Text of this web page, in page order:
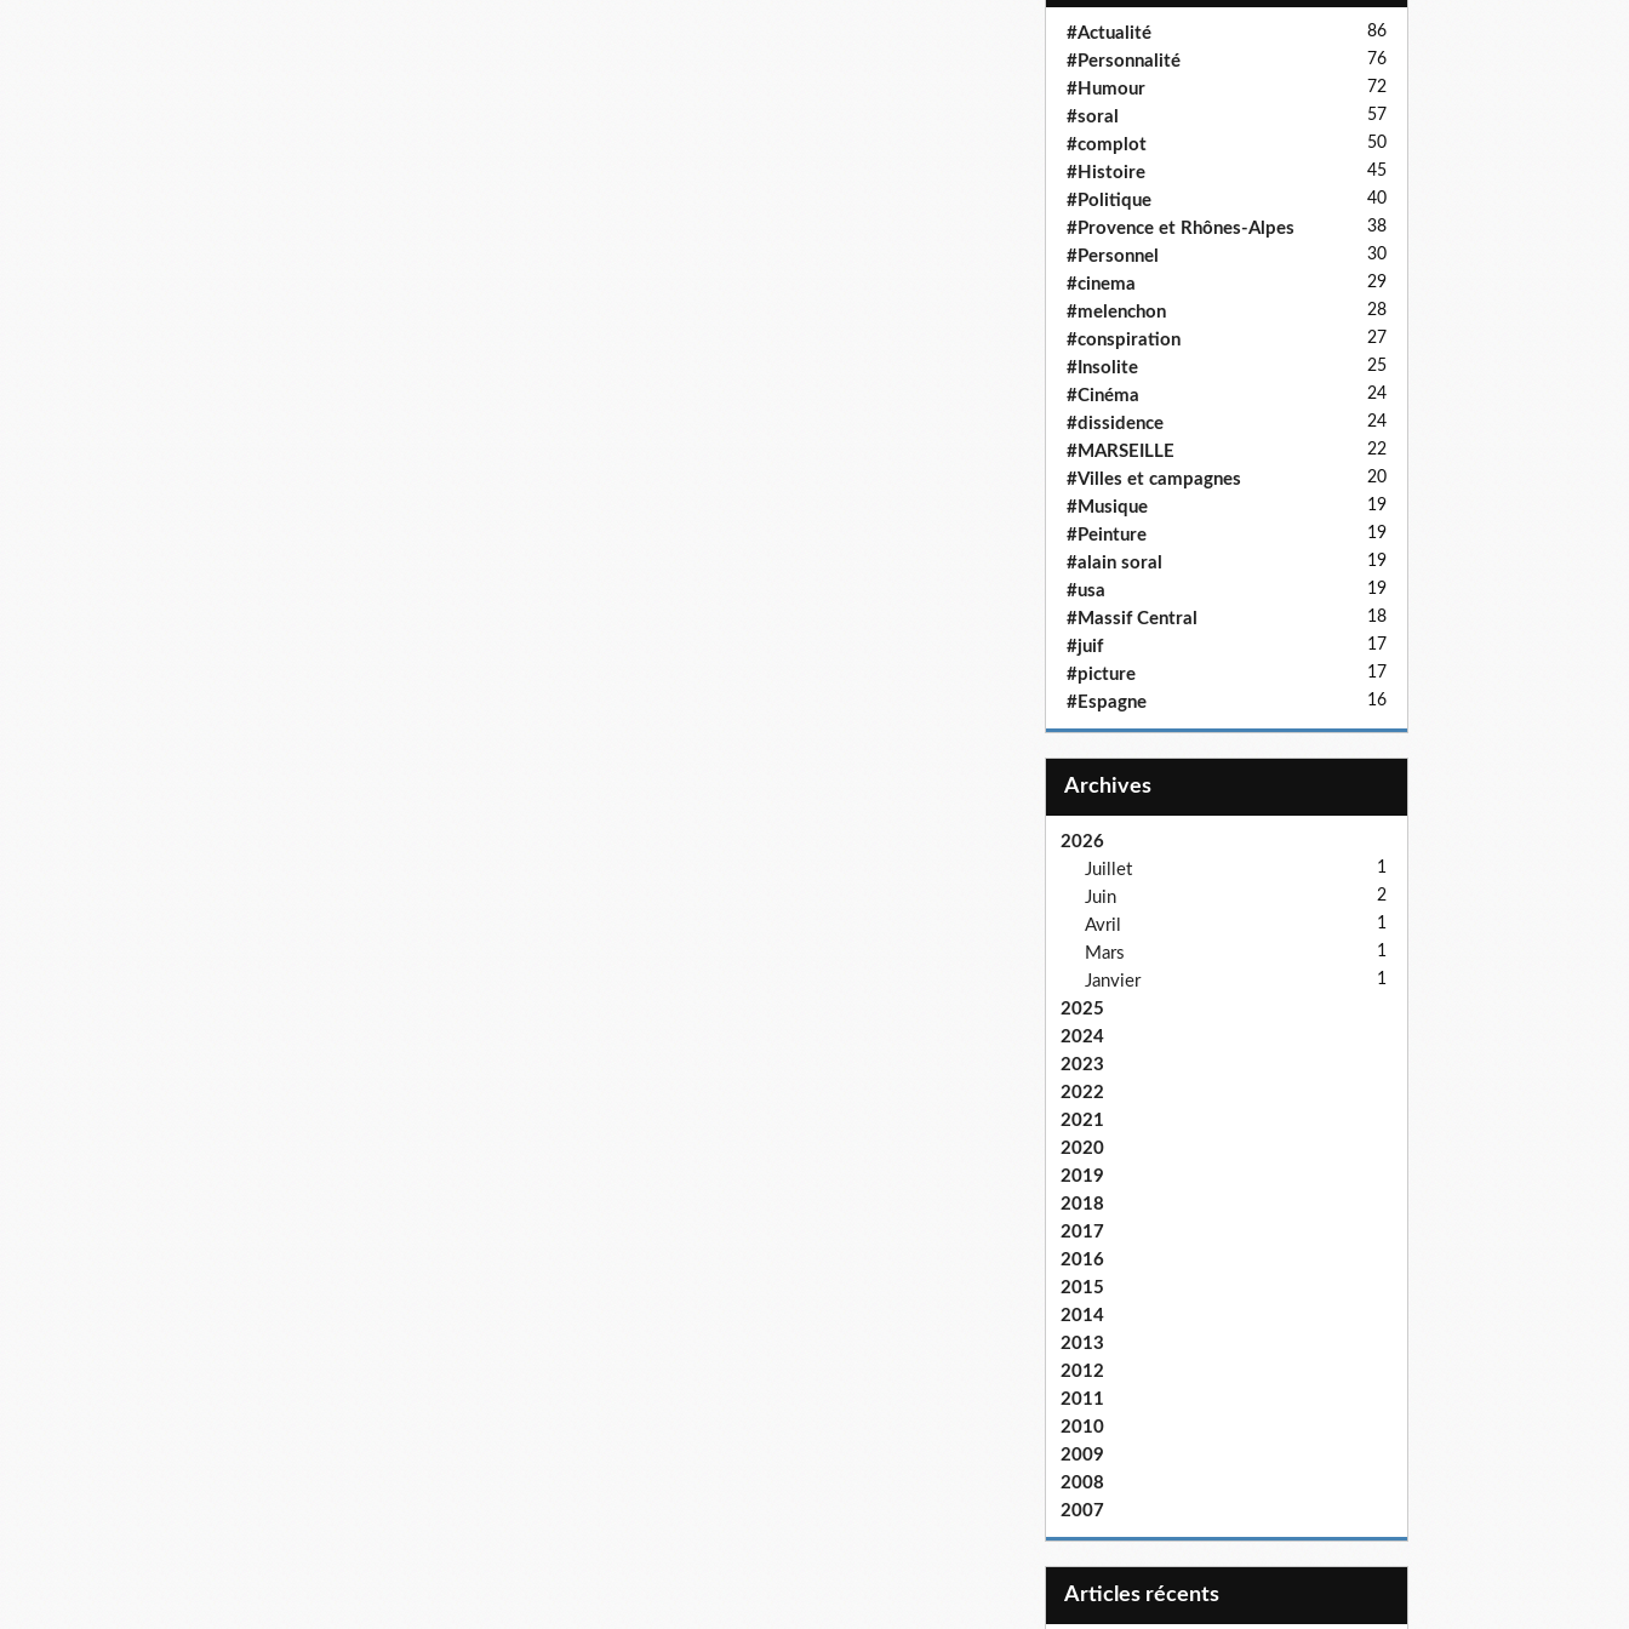
#Actualité 86
#Personnalité 76
#Humour 72
#soral 57
#complot 50
#Histoire 45
#Politique 40
#Provence et Rhônes-Alpes 38
#Personnel 30
#cinema 29
#melenchon 28
#conspiration 27
#Insolite 25
#Cinéma 24
#dissidence 24
#MARSEILLE 22
#Villes et campagnes 20
#Musique 19
#Peinture 19
#alain soral 19
#usa 19
#Massif Central 18
#juif 17
#picture 17
#Espagne 16
Archives
2026
Juillet
1
Juin 2
Avril 1
Mars 1
Janvier 1
2025
2024
2023
2022
2021
2020
2019
2018
2017
2016
2015
2014
2013
2012
2011
2010
2009
2008
2007
articles récents